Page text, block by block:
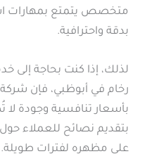
متخصص يتمتع بمهارات
بدقة واحترافية.
لذلك، إذا كنت بحاجة إلى
رخام في أبوظبي، فإن
بأسعار تنافسية وجودة
بتقديم نصائح للعملاء حول
على مظهره لفترات طويلة.